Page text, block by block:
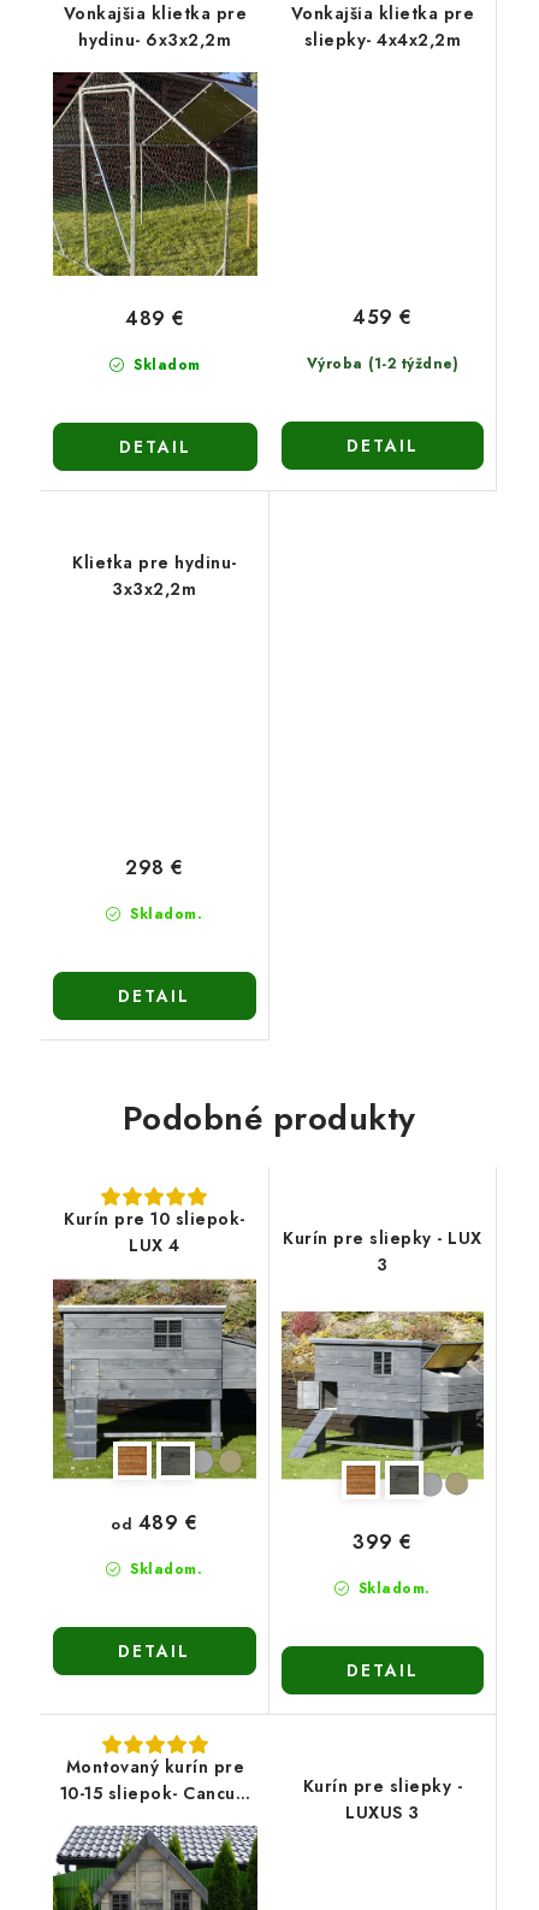
Vonkajšia klietka pre
hydinu- 6x3x2,2m
Skladom
489 €
DETAIL
Vonkajšia klietka pre
sliepky- 4x4x2,2m
Výroba (1-2 týždne)
459 €
DETAIL
Klietka pre hydinu-
3x3x2,2m
Skladom.
298 €
DETAIL
Podobné produkty
Kurín pre 10 sliepok-
LUX 4
Skladom.
od 489 €
DETAIL
Kurín pre sliepky - LUX
3
Skladom.
399 €
DETAIL
Montovaný kurín pre
10-15 sliepok- Cancum
12
Kurín pre sliepky -
LUXUS 3